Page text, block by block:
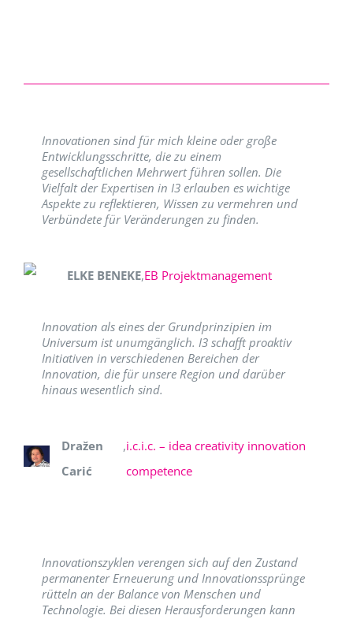
Innovationen sind für mich kleine oder große
Entwicklungsschritte, die zu einem
gesellschaftlichen Mehrwert führen sollen. Die
Vielfalt der Expertisen in I3 erlauben es wichtige
Aspekte zu reflektieren, Wissen zu vermehren und
Verbündete für Veränderungen zu finden.
ELKE BENEKE,EB Projektmanagement
Innovation als eines der Grundprinzipien im
Universum ist unumgänglich. I3 schafft proaktiv
Initiativen in verschiedenen Bereichen der
Innovation, die für unsere Region und darüber
hinaus wesentlich sind.
Dražen
Carić
,i.c.i.c. – idea creativity innovation
competence
Innovationszyklen verengen sich auf den Zustand
permanenter Erneuerung und Innovationssprünge
rütteln an der Balance von Menschen und
Technologie. Bei diesen Herausforderungen kann